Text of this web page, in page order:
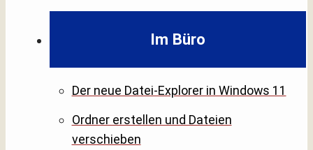
Im Büro
Der neue Datei-Explorer in Windows 11
Ordner erstellen und Dateien
verschieben